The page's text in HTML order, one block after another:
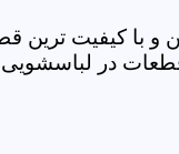
و با کیفیت
در